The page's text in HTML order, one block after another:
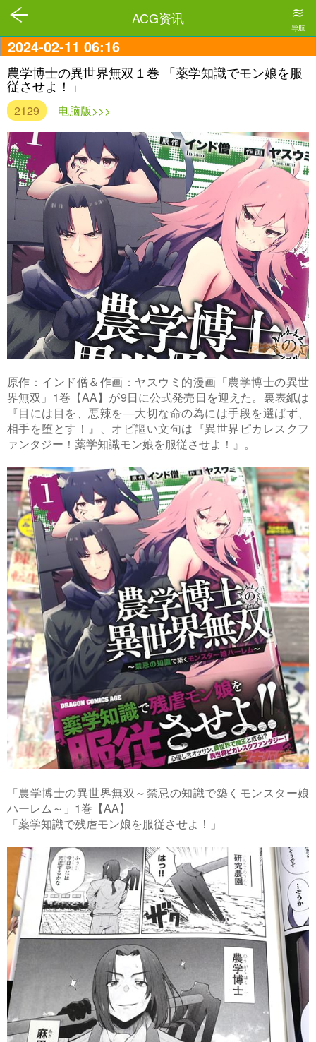
ACG资讯 ≋
导航
2024-02-11 06:16
農学博士の異世界無双１巻 「薬学知識でモン娘を服
従させよ！」
2129 电脑版>>>
原作：インド僧＆作画：ヤスウミ的漫画「農学博士の異世
界無双」1巻【AA】が9日に公式発売日を迎えた。裏表紙は
『目には目を、悪辣を―大切な命の為には手段を選ばず、
相手を堕とす！』、オビ謳い文句は『異世界ピカレスクフ
ァンタジー！薬学知識モン娘を服従させよ！』。
「農学博士の異世界無双～禁忌の知識で築くモンスター娘
ハーレム～」1巻【AA】
「薬学知識で残虐モン娘を服従させよ！」